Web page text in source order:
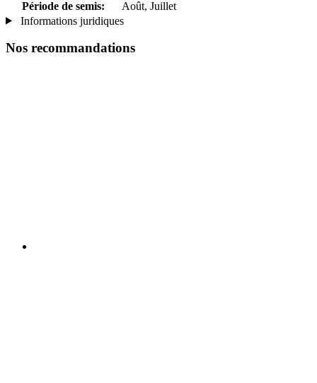
Période de semis:
Août, Juillet
Informations juridiques
Nos recommandations